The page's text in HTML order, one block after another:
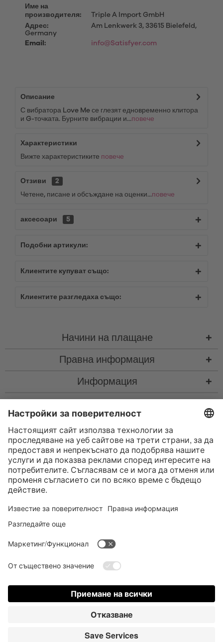
Име на
производителя:
Triple A Import GmbH
Адрес:
Am Lenkwerk 3, 33615 Bielefeld,
Germany
Email:
info@Satisfyer.com
Описание
С вибратора Love Me се глезят едновременно клитора
и G-точката. Бурните вибрации и...повече
Характеристики
Вижте характеристиките повече
Отзиви
2
Четене, писане и обсъждане на оценки...повече
аксесоари 5
Подобни артикули:
Клиентите купуват също:
Клиентите разгледаха също:
Начини на плащане
Правна информация
Информация
такса за колетна пратка и при нужда такса за наложен платеж, ако не е
посочено друго
* Словната марка и логата на Bluetooth® са регистрирани търговски
марки, собственост на Bluetooth SIG, Inc., и всяко използване на тези
марки от страна на Satisfyer GmbH е съгласно лиценз.
Apple, логото на Apple и Apple Watch са търговски марки на Apple Inc.
Google Play и логото на Google Play са търговски марки на Google LLC.
Contact us today
Ръководство за експлоатация Контакт